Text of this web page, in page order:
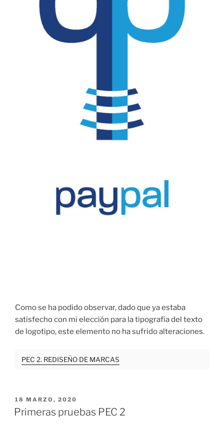
Como se ha podido observar, dado que ya estaba
satisfecho con mi elección para la tipografía del texto
de logotipo, este elemento no ha sufrido alteraciones.
PEC 2. REDISEÑO DE MARCAS
PUBLICADO
EL
18 MARZO, 2020
Primeras pruebas PEC 2